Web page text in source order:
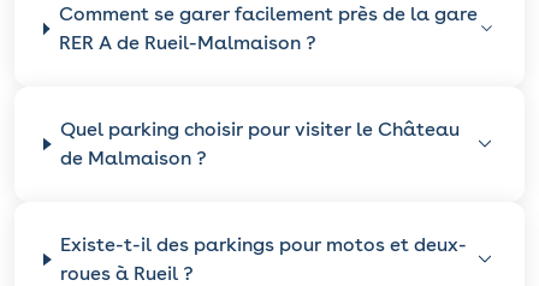
Comment se garer facilement près de la gare
RER A de Rueil-Malmaison ?
Quel parking choisir pour visiter le Château
de Malmaison ?
Existe-t-il des parkings pour motos et deux-
roues à Rueil ?